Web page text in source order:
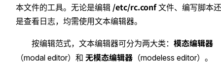
本文件的工具。无论是编辑 /etc/rc.conf文件、编写脚本还
是查看日志，均需使用文本编辑器。
按编辑范式，文本编辑器可分为两大类： 模态编辑器
（modal editor）和 无模态编辑器 （modeless editor）。